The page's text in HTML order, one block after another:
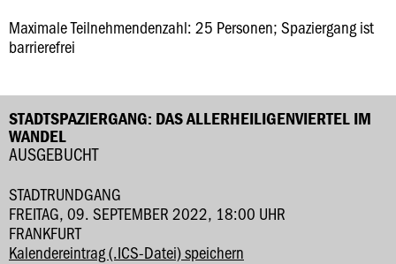
Maximale Teilnehmendenzahl: 25 Personen; Spaziergang ist
barrierefrei
STADTSPAZIERGANG: DAS ALLERHEILIGENVIERTEL IM
WANDEL
AUSGEBUCHT
STADTRUNDGANG
FREITAG, 09. SEPTEMBER 2022, 18:00 UHR
FRANKFURT
Kalendereintrag (.ICS-Datei) speichern